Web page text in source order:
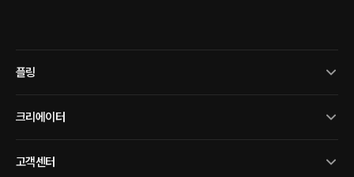
플링
크리에이터
고객센터